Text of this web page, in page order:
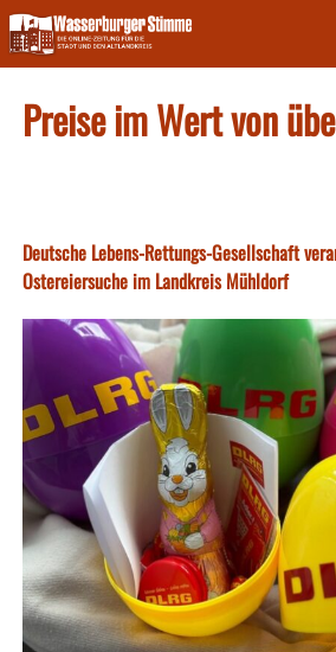
Skip
to
content
Preise im Wert von
Deutsche Lebens-Rettungs-Gesellschaft
Ostereiersuche im Landkreis Mühldorf